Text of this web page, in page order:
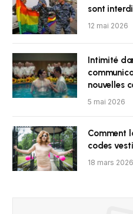
sont
12 mai 2026
Intimité
nouvelles
5 mai 2026
Comment
codes
18 mars 2026